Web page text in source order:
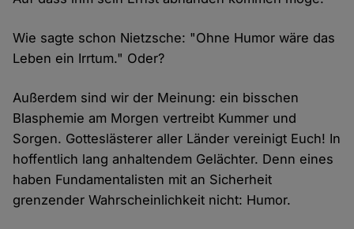
Wie sagte schon Nietzsche: "Ohne Humor wäre das
Leben ein Irrtum." Oder?
Außerdem sind wir der Meinung: ein bisschen
Blasphemie am Morgen vertreibt Kummer und
Sorgen. Gotteslästerer aller Länder vereinigt Euch! In
hoffentlich lang anhaltendem Gelächter. Denn eines
haben Fundamentalisten mit an Sicherheit
grenzender Wahrscheinlichkeit nicht: Humor.